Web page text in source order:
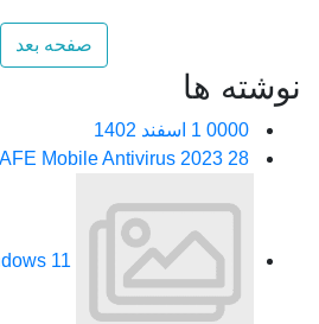
صفحه بعد
نوشته ها
0000 1 اسفند 1402
SAFE Mobile Antivirus 202328 بهمن 1400
11